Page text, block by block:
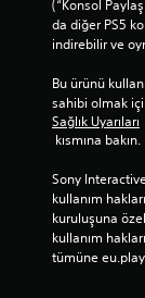
(“Konsol
da diğer PS5
indirebilir ve
Bu ürünü
sahibi olmak
Sağlık Uyarıları
kısmına bakın.
Sony
kullanım
kuruluşuna
kullanım
tümüne